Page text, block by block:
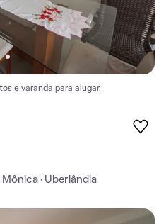
e varanda para alugar.
· Uberlândia